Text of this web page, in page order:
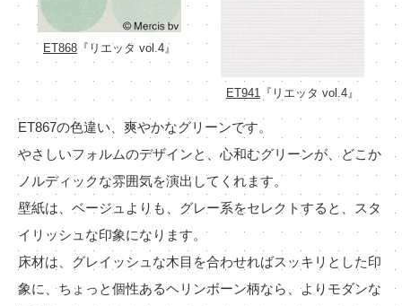
ET868 『リエッタ vol.4』
ET941 『リエッタ vol.4』
ET867の色違い、爽やかなグリーンです。
やさしいフォルムのデザインと、心和むグリーンが、どこか
ノルディックな雰囲気を演出してくれます。
壁紙は、ベージュよりも、グレー系をセレクトすると、スタ
イリッシュな印象になります。
床材は、グレイッシュな木目を合わせればスッキリとした印
象に、ちょっと個性あるヘリンボーン柄なら、よりモダンな